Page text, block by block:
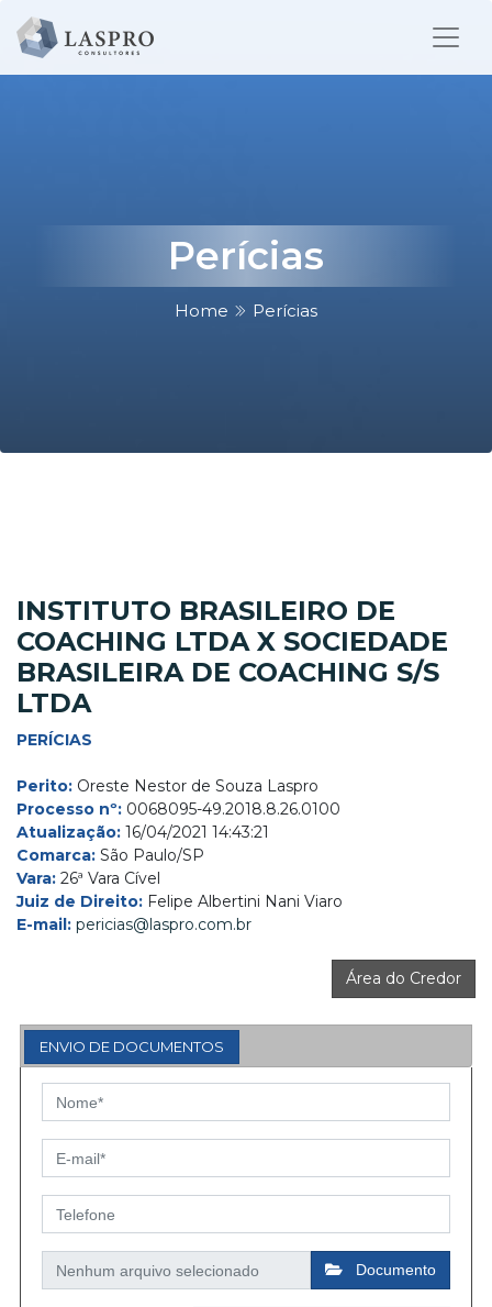
Perícias
Home Perícias
INSTITUTO BRASILEIRO DE
COACHING LTDA X SOCIEDADE
BRASILEIRA DE COACHING S/S
LTDA
PERÍCIAS
Perito: Oreste Nestor de Souza Laspro
Processo nº: 0068095-49.2018.8.26.0100
Atualização: 16/04/2021 14:43:21
Comarca: São Paulo/SP
Vara: 26ª Vara Cível
Juiz de Direito: Felipe Albertini Nani Viaro
E-mail: pericias@laspro.com.br
Área do Credor
ENVIO DE DOCUMENTOS
Documento